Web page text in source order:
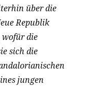
über die
Republik
wofür die
sich die
jungen